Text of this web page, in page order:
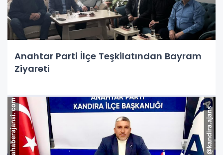
Anahtar Parti İlçe Teşkilatından Bayram
Ziyareti